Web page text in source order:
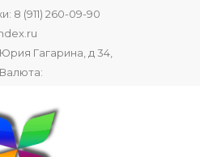
8 (911) 260-09-90
Гагарина, д 34,
Валюта: